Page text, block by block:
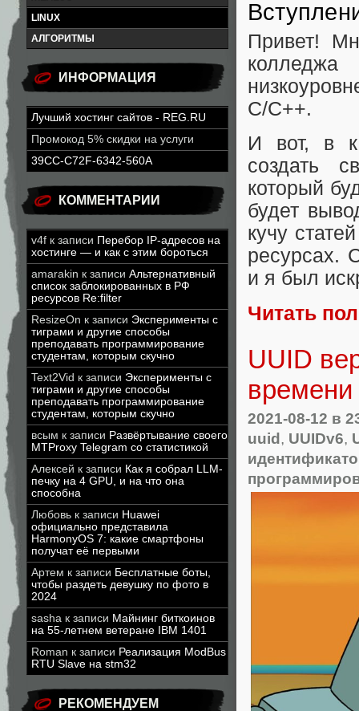
LINUX
АЛГОРИТМЫ
ИНФОРМАЦИЯ
Лучший хостинг сайтов - REG.RU
Промокод 5% скидки на услуги
39CC-C72F-6342-560A
КОММЕНТАРИИ
v4f к записи Перебор IP-адресов на
хостинге — и как с этим бороться
amarakin к записи Альтернативный
список заблокированных в РФ
ресурсов Re:filter
ResizeOn к записи Эксперименты с
тиграми и другие способы
преподавать программирование
студентам, которым скучно
Text2Vid к записи Эксперименты с
тиграми и другие способы
преподавать программирование
студентам, которым скучно
всым к записи Развёртывание своего
MTProxy Telegram со статистикой
Алексей к записи Как я собрал LLM-
печку на 4 GPU, и на что она
способна
Любовь к записи Huawei
официально представила
HarmonyOS 7: какие смартфоны
получат её первыми
Артем к записи Бесплатные боты,
чтобы раздеть девушку по фото в
2024
sasha к записи Майнинг биткоинов
на 55-летнем ветеране IBM 1401
Roman к записи Реализация ModBus
RTU Slave на stm32
РЕКОМЕНДУЕМ
Привет!
C/C++.
И вот, в
создать
который
будет
кучу
ресурсах.
и я был
Читать
UUID
времени
2021-08-12 в
uuid, UUIDv6,